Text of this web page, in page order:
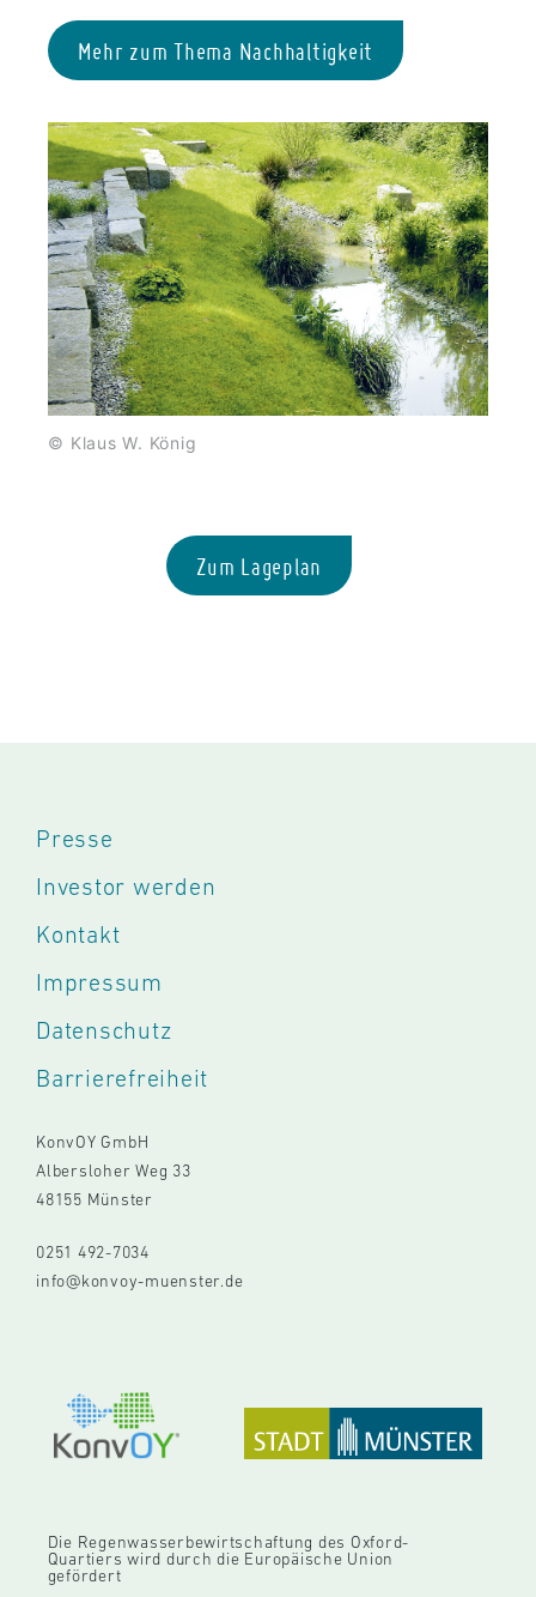
Mehr zum Thema Nachhaltigkeit
© Klaus W. König
Zum Lageplan
Presse
Investor werden
Kontakt
Impressum
Datenschutz
Barrierefreiheit
KonvOY GmbH
Albersloher Weg 33
48155 Münster
0251 492-7034
info@konvoy-muenster.de
Die Regenwasserbewirtschaftung des Oxford-
Quartiers wird durch die Europäische Union
gefördert